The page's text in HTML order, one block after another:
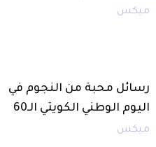
ميكس
رسائل محبة من النجوم في
اليوم الوطني الكويتي الـ60
ميكس